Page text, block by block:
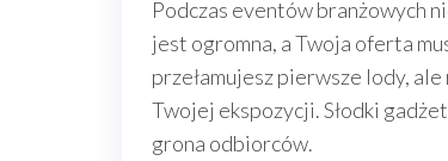
Podczas eventów branżowych
jest ogromna, a Twoja oferta
przełamujesz pierwsze lody,
Twojej ekspozycji. Słodki
grona odbiorców.